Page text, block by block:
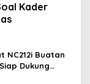
Kader
NC212i Buatan
Dukung